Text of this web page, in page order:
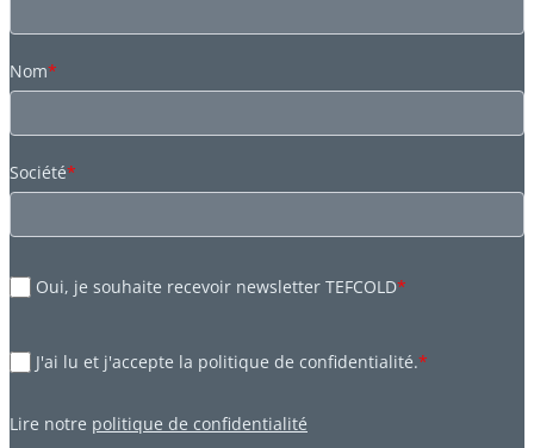
Nom*
Société*
Oui, je souhaite recevoir newsletter TEFCOLD*
J'ai lu et j'accepte la politique de confidentialité.*
Lire notre politique de confidentialité